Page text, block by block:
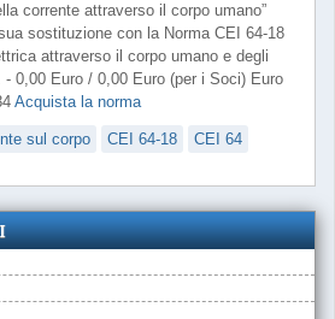
corrente attraverso il corpo umano”
sostituzione con la Norma CEI 64-18
attraverso il corpo umano e degli
- 0,00 Euro / 0,00 Euro (per i Soci) Euro
Acquista la norma
sul corpo CEI 64-18 CEI 64